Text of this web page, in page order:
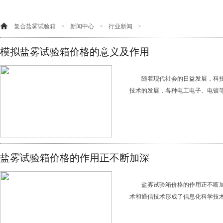
复合盐雾试验箱 > 新闻中心 > 行业新闻 >
模拟盐雾试验箱价格的意义及作用
随着现代社会的日益发展，科
技术的发展，各种电工电子、电镀
盐雾试验箱价格的作用正不断加深
盐雾试验箱价格的作用正不断
术和通信技术形成了信息化科学技